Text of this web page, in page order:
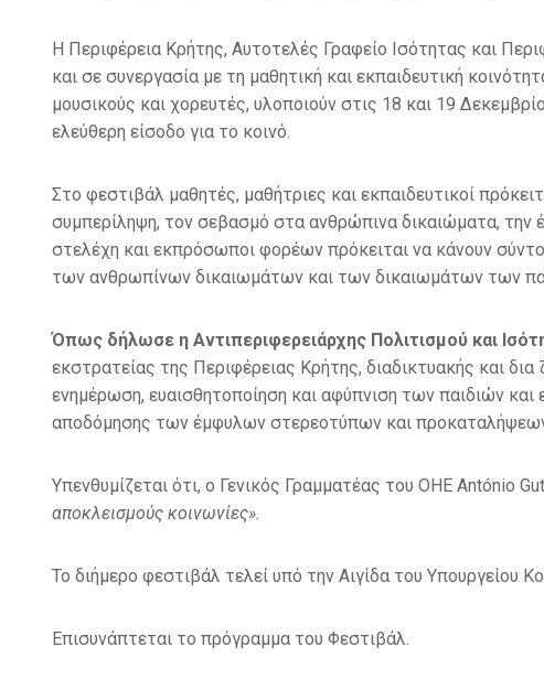
Η Περιφέρεια Κρήτης, Αυτοτελές Γραφείο Ισότητας και
και σε συνεργασία με τη μαθητική και εκπαιδευτική
μουσικούς και χορευτές, υλοποιούν στις 18 και 19
ελεύθερη είσοδο για το κοινό.
Στο φεστιβάλ μαθητές, μαθήτριες και εκπαιδευτικοί
συμπερίληψη, τον σεβασμό στα ανθρώπινα δικαιώματα, την
στελέχη και εκπρόσωποι φορέων πρόκειται να κάνουν
των ανθρωπίνων δικαιωμάτων και των δικαιωμάτων των
Όπως δήλωσε η Αντιπεριφερειάρχης Πολιτισμού και
εκστρατείας της Περιφέρειας Κρήτης, διαδικτυακής και
ενημέρωση, ευαισθητοποίηση και αφύπνιση των παιδιών
αποδόμησης των έμφυλων στερεοτύπων και
Υπενθυμίζεται ότι, ο Γενικός Γραμματέας του ΟΗΕ António
αποκλεισμούς κοινωνίες».
Το διήμερο φεστιβάλ τελεί υπό την Αιγίδα του Υπουργείου
Επισυνάπτεται το πρόγραμμα του Φεστιβάλ.